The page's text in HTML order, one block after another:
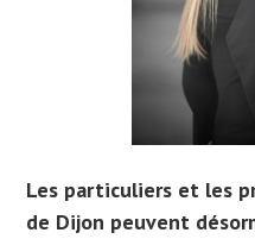
Les particuliers et les
de Dijon peuvent